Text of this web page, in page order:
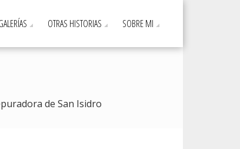
OTRAS HISTORIAS SOBRE MI
de San Isidro